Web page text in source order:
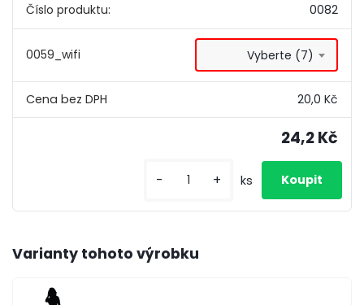
Číslo produktu: 0082
0059_wifi Vyberte (7)
20,0 Kč
24,2 Kč
- + ks
Varianty tohoto výrobku